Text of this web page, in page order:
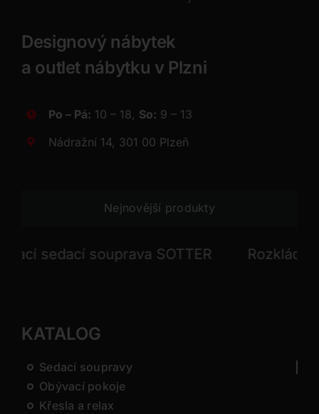
Designový nábytek
a outlet nábytku v Plzni
Po – Pá: 10 – 18, So: 9 – 13
Nádražní 14, 301 00 Plzeň
Nejnovější produkty
sedací souprava SOTTER Rozkládací
KATALOG
Sedací soupravy
Obývací pokoje
Křesla a relax